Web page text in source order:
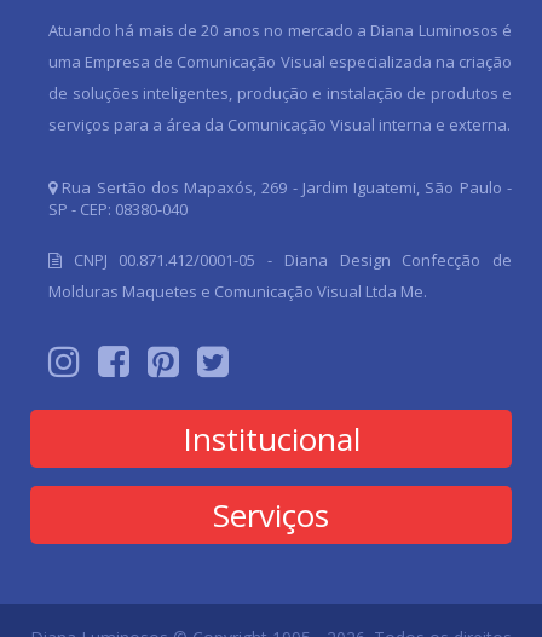
conosco!
Fale com um dos nossos Especialistas em
Comunicação Visual
Solicitar Orçamento